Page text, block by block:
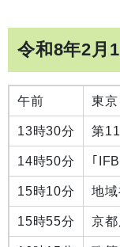
令和8年2月
午前 東
13時30分 第
14時50分 ｢
15時10分 地
15時55分 京